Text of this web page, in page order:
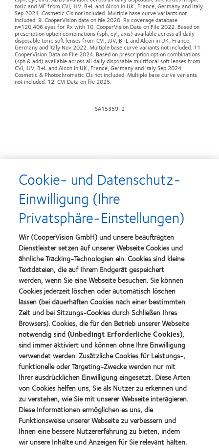
toric and MF from CVI, JJV, B+L and Alcon in UK, France, Germany and Italy
Sep 2024. Cosmetic Cls not included. Multiple base curve variants not
included. 9. CooperVision data on file 2020. Rx coverage database
n=120,406 eyes for Rx with 10. CooperVision Data on File 2022. Based on
prescription option combinations (sph, cyl, axis) available across all daily
disposable toric soft lenses from CVI, JJV, B+L and Alcon in UK, France,
Germany and Italy Nov 2022. Multiple base curve variants not included. 11.
CooperVision Data on File 2024. Based on prescription option combinations
(sph & add) available across all daily disposable multifocal soft lenses from
CVI, JJV, B+L and Alcon in UK, France, Germany and Italy Sep 2024.
Cosmetic & Photochromatic Cls not included. Multiple base curve variants
not included. 12. CVI Data on file 2025.
SA15359-2
Auszeichnungen
Learn
more
about
Top-
Arbeitgeber
more
about
Silmo
d’Or-
Preis
für
das
beste
Produkt
mit
MyDay™
(2013)
Learn
more
about
VDCO
Young
Förderer
Learn
more
about
Spectaris
Mitglied
Learn
more
about
2019
BCLA
Industry
Award
Winner
Learn
more
about
German
Innovation
Award'22
Unsere Produkte
Kontaktlinsentechnologie
Cookie- und Datenschutz-
Einwilligung (Ihre
Privatsphäre-Einstellungen)
Wir (CooperVision GmbH) und unsere beauftragten
Dienstleister setzen auf unserer Webseite Cookies und
ähnliche Tracking-Technologien ein. Cookies sind kleine
Textdateien, die auf Ihrem Endgerät gespeichert
werden, wenn Sie eine Webseite besuchen. Sie können
Cookies jederzeit löschen oder automatisch löschen
lassen (bei dauerhaften Cookies nach einer bestimmten
Zeit und bei Sitzungs-Cookies durch Schließen Ihres
Browsers). Cookies, die für den Betrieb unserer Webseite
notwendig sind (Unbedingt Erforderliche Cookies),
sind immer aktiviert und können ohne Ihre Einwilligung
verwendet werden. Zusätzliche Cookies für Leistungs-,
funktionelle oder Targeting-Zwecke werden nur mit
Ihrer ausdrücklichen Einwilligung eingesetzt. Diese Arten
von Cookies helfen uns, Sie als Nutzer zu erkennen und
zu verstehen, wie Sie mit unserer Webseite interagieren.
Diese Informationen ermöglichen es uns, die
Funktionsweise unserer Webseite zu verbessern und
Ihnen eine bessere Nutzererfahrung zu bieten, indem
wir unsere Inhalte und Anzeigen für Sie relevant halten.